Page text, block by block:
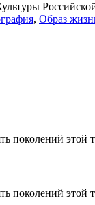
, Образ
поколений этой
поколений этой